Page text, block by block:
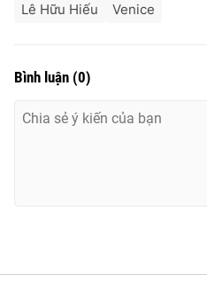
Lê Hữu Hiếu
Venice
Bình luận (0)